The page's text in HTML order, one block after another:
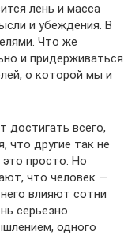
лень и масса
и убеждения. В
Что же
и придерживаться
о которой мы и
достигать всего,
что другие так не
просто. Но
что человек —
влияют сотни
серьезно
одного